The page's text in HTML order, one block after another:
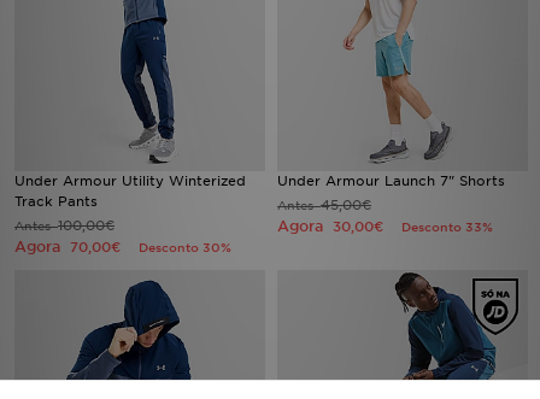
Under Armour Utility Winterized
Track Pants
Antes100,00€
Agora 70,00€ Desconto 30%
Under Armour Launch 7" Shorts
Antes45,00€
Agora 30,00€ Desconto 33%